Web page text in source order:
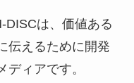
キャンドゥ）に売っ
し方や代用品などもご
DISCは、価値ある
伝えるために開発
ィアです。